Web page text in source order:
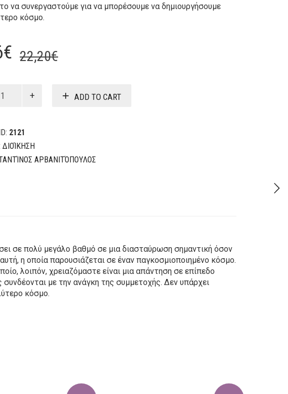
να συνεργαστούμε για να μπορέσουμε να δημιουργήσουμε
κόσμο.
22,20€Original
was:
22,20€.
€
Current
is:
17,76€.
ADD TO CART
2121
ΔΙΟΊΚΗΣΗ
ΑΡΒΑΝΙΤΌΠΟΥΛΟΣ
σε πολύ μεγάλο βαθμό σε μια διασταύρωση σημαντική όσον
η οποία παρουσιάζεται σε έναν παγκοσμιοποιημένο κόσμο.
λοιπόν, χρειαζόμαστε είναι μια απάντηση σε επίπεδο
με την ανάγκη της συμμετοχής. Δεν υπάρχει
κόσμο.